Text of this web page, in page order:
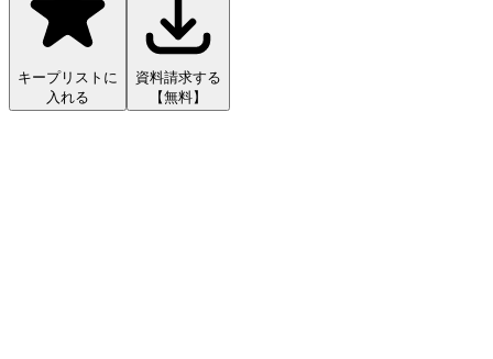
キープリストに
入れる
資料請求する
【無料】